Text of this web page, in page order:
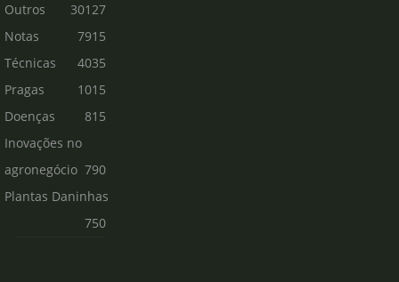
30127
Outros
7915
Notas
Técnicas
4035
Pragas
1015
Doenças
815
Inovações no
agronegócio 790
Plantas Daninhas
750